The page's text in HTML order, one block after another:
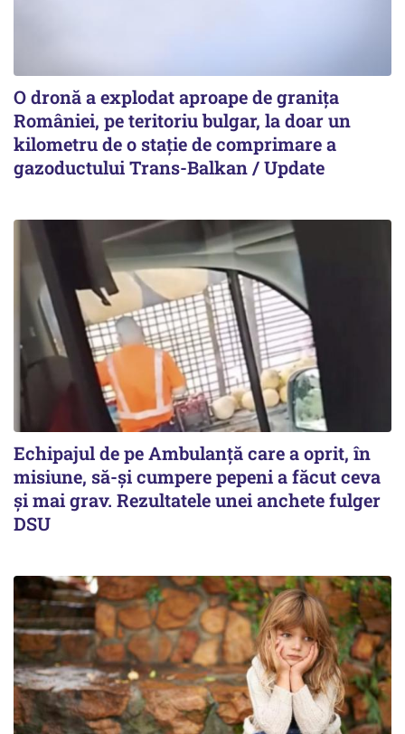
O dronă a explodat aproape de granița
României, pe teritoriu bulgar, la doar un
kilometru de o stație de comprimare a
gazoductului Trans-Balkan / Update
Echipajul de pe Ambulanță care a oprit, în
misiune, să-și cumpere pepeni a făcut ceva
și mai grav. Rezultatele unei anchete fulger
DSU